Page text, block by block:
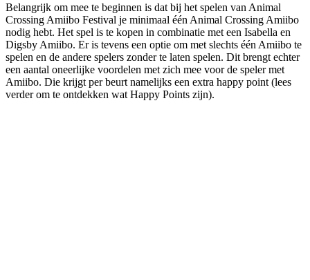
Belangrijk om mee te beginnen is dat bij het spelen van Animal
Crossing Amiibo Festival je minimaal één Animal Crossing Amiibo
nodig hebt. Het spel is te kopen in combinatie met een Isabella en
Digsby Amiibo. Er is tevens een optie om met slechts één Amiibo te
spelen en de andere spelers zonder te laten spelen. Dit brengt echter
een aantal oneerlijke voordelen met zich mee voor de speler met
Amiibo. Die krijgt per beurt namelijks een extra happy point (lees
verder om te ontdekken wat Happy Points zijn).